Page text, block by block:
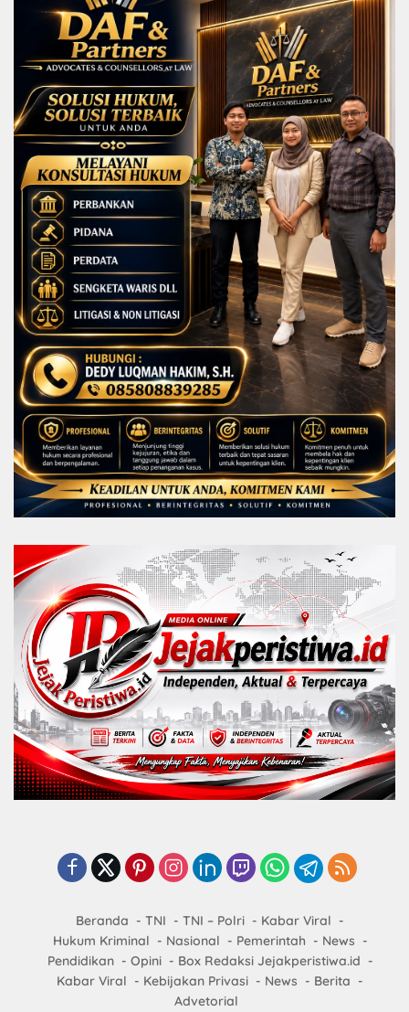
Beranda TNI TNI – Polri
Kabar Viral
Hukum Kriminal
Nasional Pemerintah
News
Pendidikan
Opini
Box Redaksi Jejakperistiwa.id
Kabar Viral
Kebijakan Privasi News
Berita
Advetorial